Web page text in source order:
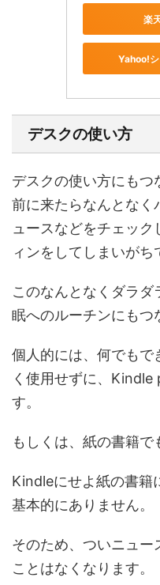
楽
Yahoo!
デスクの使い方
デスクの使い方にも
前に来たらなんとなく
ュースなどをチェッ
ィンをしてしまいがち
このなんとなくダラ
眠へのルーチンにもつ
個人的には、何でもで
く使用せずに、
す。
もしくは、紙の書籍で
Kindleにせよ紙の書籍
基本的にありません。
そのため、ついニュー
ことはなくなります。